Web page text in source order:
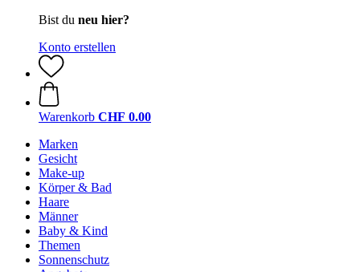
Bist du neu hier?
Konto erstellen
Warenkorb CHF 0.00
Marken
Gesicht
Make-up
Körper & Bad
Haare
Männer
Baby & Kind
Themen
Sonnenschutz